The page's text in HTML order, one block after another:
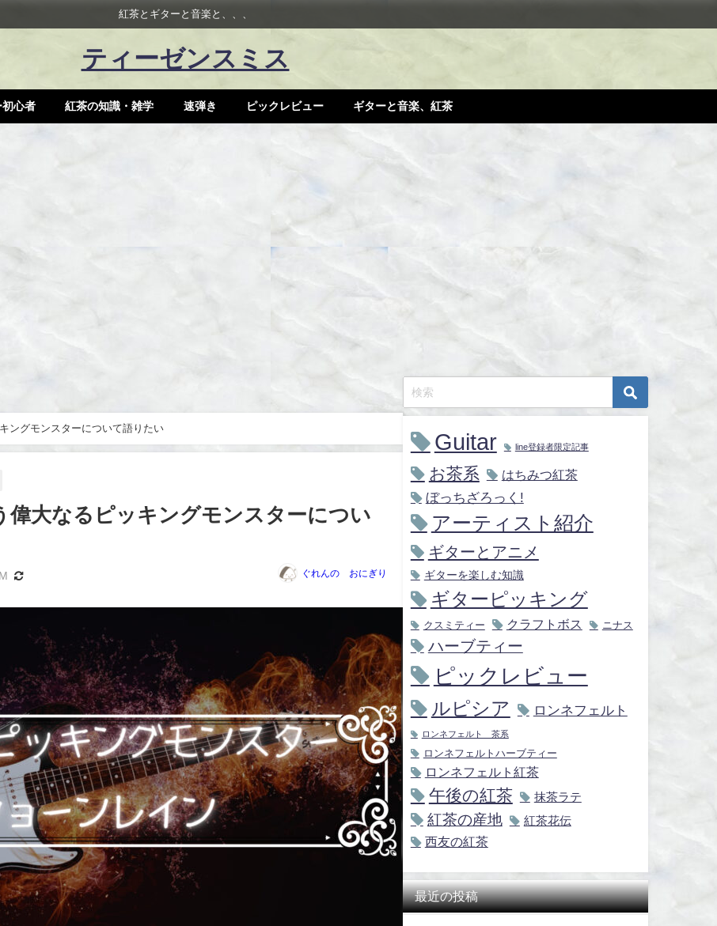
紅茶とギターと音楽と、、、
ティーゼンスミス
初心者 紅茶の知識・雑学 速弾き ピックレビュー ギターと音楽、紅茶
ングモンスターについて語りたい￼
偉大なるピッキングモンスターについ
ぐれんの おにぎり
Guitar line登録者限定記事
お茶系 はちみつ紅茶
ぼっちざろっく!
アーティスト紹介
ギターとアニメ
ギターを楽しむ知識
ギターピッキング
クスミティー クラフトボス ニナス
ハーブティー
ピックレビュー
ルピシア ロンネフェルト
ロンネフェルト 茶系
ロンネフェルトハーブティー
ロンネフェルト紅茶
午後の紅茶 抹茶ラテ
紅茶の産地
紅茶花伝
西友の紅茶
最近の投稿